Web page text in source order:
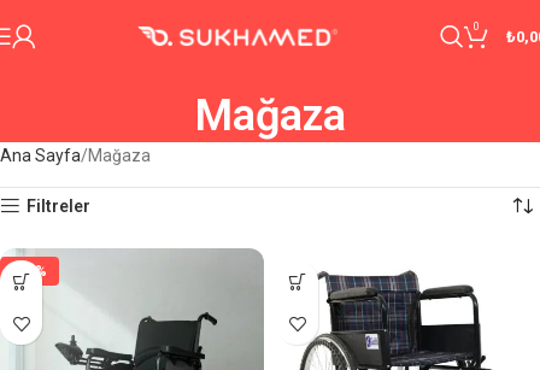
0
₺
Mağaza
Ana Sayfa Mağaza
Filtreler
-29%